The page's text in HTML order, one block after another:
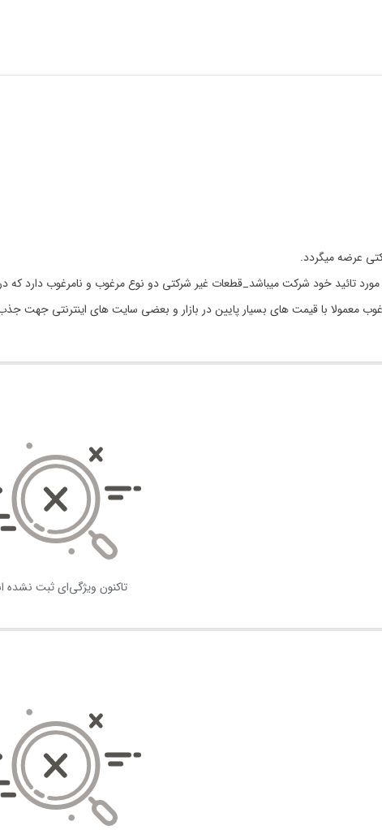
تائید خود شرکت میباشد_قطعات غیر شرکتی دو نوع مرغوب و نامرغوب دارد که
معمولا با قیمت های بسیار پایین در بازار و بعضی سایت های اینترنتی جهت
تاکنون ویژگی‌ای ثبت